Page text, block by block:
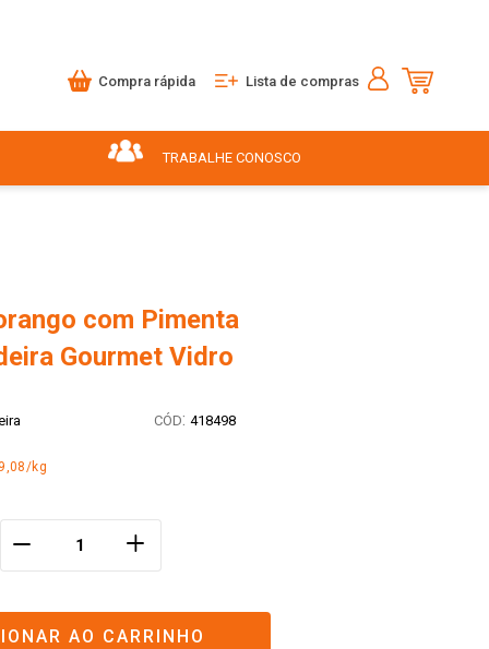
Compra rápida Lista de compras
TRABALHE CONOSCO
com Pimenta
Gourmet Vidro
: 418498
kg
＋
AO CARRINHO